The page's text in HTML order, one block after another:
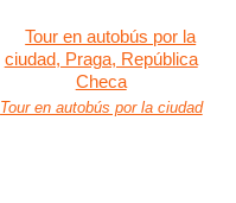
Tour en autobús por la ciudad